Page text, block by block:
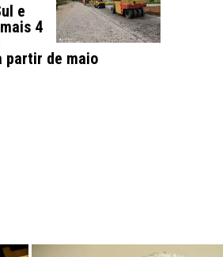
e
4
partir de maio